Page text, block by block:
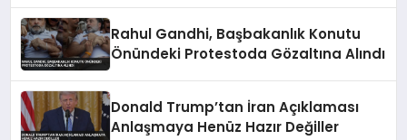
Rahul Gandhi, Başbakanlık Konutu
Önündeki Protestoda Gözaltına Alındı
Donald Trump’tan İran Açıklaması
Anlaşmaya Henüz Hazır Değiller